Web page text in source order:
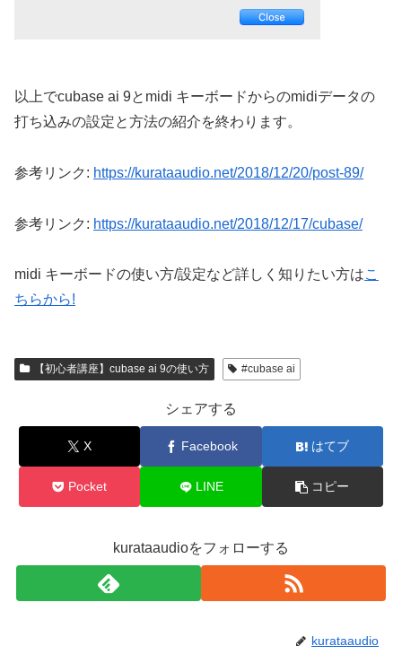
以上でcubase ai 9とmidi キーボードからのmidiデータの
打ち込みの設定と方法の紹介を終わります。
参考リンク: https://kurataaudio.net/2018/12/20/post-89/
参考リンク: https://kurataaudio.net/2018/12/17/cubase/
midi キーボードの使い方/設定など詳しく知りたい方はこ
ちらから!
【初心者講座】cubase ai 9の使い方 #cubase ai
シェアする
X Facebook はてブ
Pocket LINE コピー
kurataaudioをフォローする
kurataaudio